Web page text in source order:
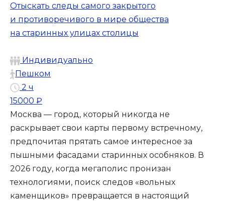
Отыскать следы самого закрытого
и противоречивого в мире общества
на старинных улицах столицы
Индивидуально
Пешком
2 ч
15000 ₽
Москва — город, который никогда не
раскрывает свои карты первому встречному,
предпочитая прятать самое интересное за
пышными фасадами старинных особняков. В
2026 году, когда мегаполис пронизан
технологиями, поиск следов «вольных
каменщиков» превращается в настоящий